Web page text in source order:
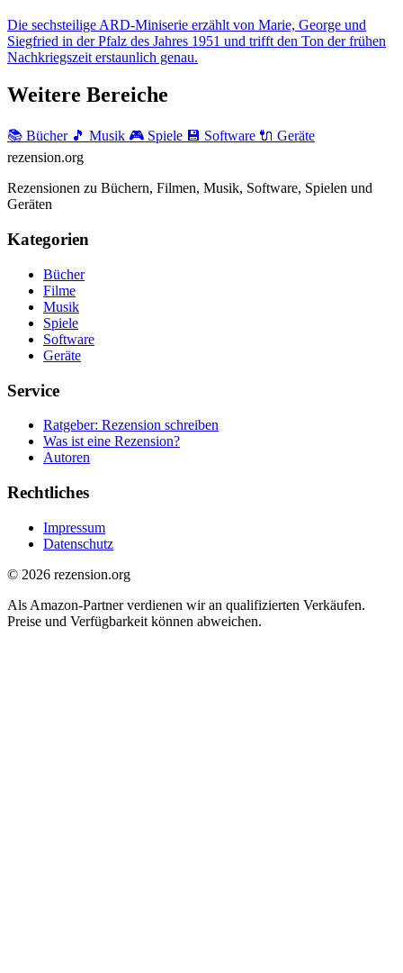
Die sechsteilige ARD-Miniserie erzählt von Marie, George und
Siegfried in der Pfalz des Jahres 1951 und trifft den Ton der frühen
Nachkriegszeit erstaunlich genau.
Weitere Bereiche
📚 Bücher 🎵 Musik 🎮 Spiele 💾 Software 🔌 Geräte
rezension.org
Rezensionen zu Büchern, Filmen, Musik, Software, Spielen und
Geräten
Kategorien
Bücher
Filme
Musik
Spiele
Software
Geräte
Service
Ratgeber: Rezension schreiben
Was ist eine Rezension?
Autoren
Rechtliches
Impressum
Datenschutz
© 2026 rezension.org
Als Amazon-Partner verdienen wir an qualifizierten Verkäufen.
Preise und Verfügbarkeit können abweichen.